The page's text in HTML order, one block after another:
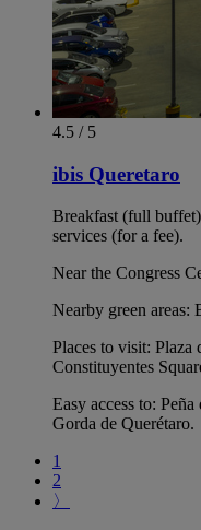
4.5 / 5
ibis Queretaro
Breakfast (full
services (for a fee).
Near the Congress
Nearby green areas:
Places to visit: Plaza
Constituyentes
Easy access to:
Gorda de Querétaro.
1
2
〉